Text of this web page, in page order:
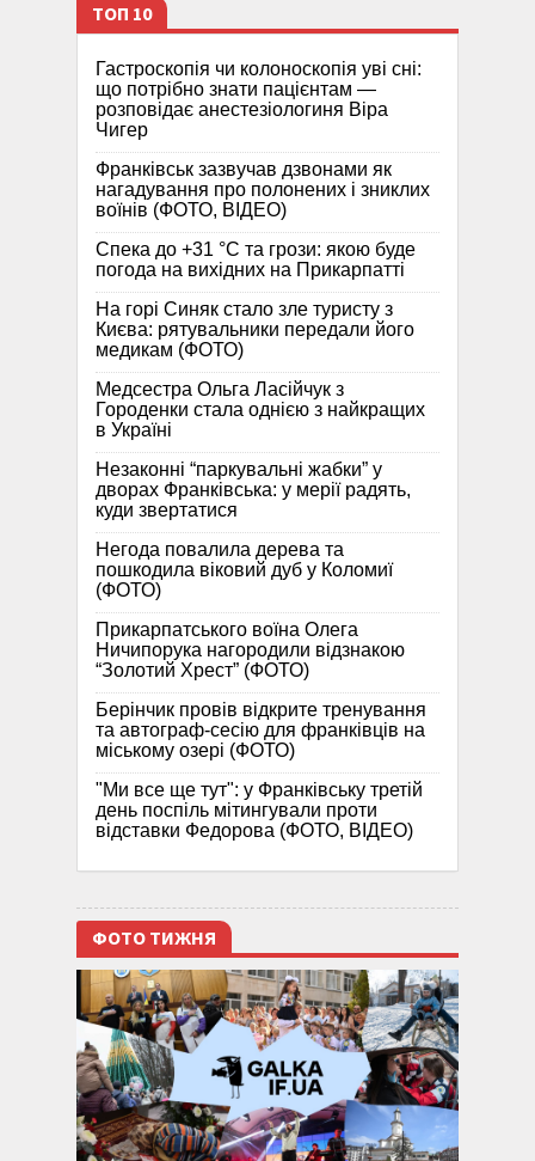
ТОП 10
Гастроскопія чи колоноскопія уві сні:
що потрібно знати пацієнтам —
розповідає анестезіологиня Віра
Чигер
Франківськ зазвучав дзвонами як
нагадування про полонених і зниклих
воїнів (ФОТО, ВІДЕО)
Спека до +31 °C та грози: якою буде
погода на вихідних на Прикарпатті
На горі Синяк стало зле туристу з
Києва: рятувальники передали його
медикам (ФОТО)
Медсестра Ольга Ласійчук з
Городенки стала однією з найкращих
в Україні
Незаконні “паркувальні жабки” у
дворах Франківська: у мерії радять,
куди звертатися
Негода повалила дерева та
пошкодила віковий дуб у Коломиї
(ФОТО)
Прикарпатського воїна Олега
Ничипорука нагородили відзнакою
“Золотий Хрест” (ФОТО)
Берінчик провів відкрите тренування
та автограф-сесію для франківців на
міському озері (ФОТО)
"Ми все ще тут": у Франківську третій
день поспіль мітингували проти
відставки Федорова (ФОТО, ВІДЕО)
ФОТО ТИЖНЯ